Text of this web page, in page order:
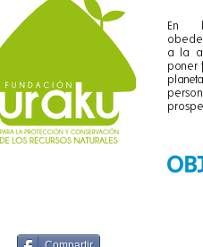
En
a la
poner